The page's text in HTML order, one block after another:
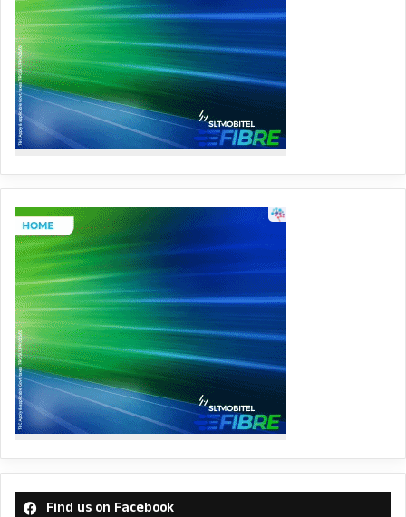
Find us on Facebook